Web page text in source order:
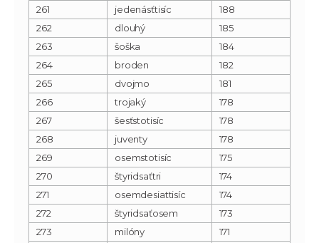
261
jedenásťtisíc
188
262
dlouhý
185
263
šoška
184
264
broden
182
265
dvojmo
181
266
trojaký
178
267
šesťstotisíc
178
268
juventy
178
269
osemstotisíc
175
270
štyridsaťtri
174
271
osemdesiattisíc
174
272
štyridsaťosem
173
273
milóny
171